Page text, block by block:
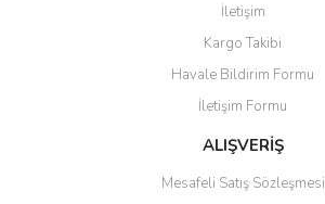
İletişim
Kargo Takibi
Havale Bildirim Formu
İletişim Formu
ALIŞVERİŞ
Mesafeli Satış Sözleşmesi